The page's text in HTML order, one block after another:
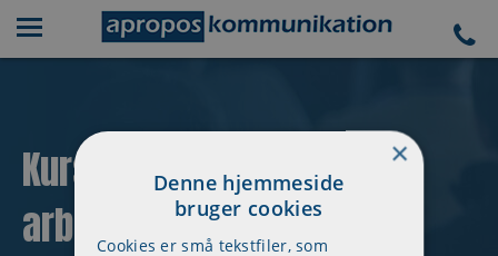
Kursuskalender - 3 dages
arbejdsmiljøuddannelse
×
Denne hjemmeside
bruger cookies
Cookies er små tekstfiler, som